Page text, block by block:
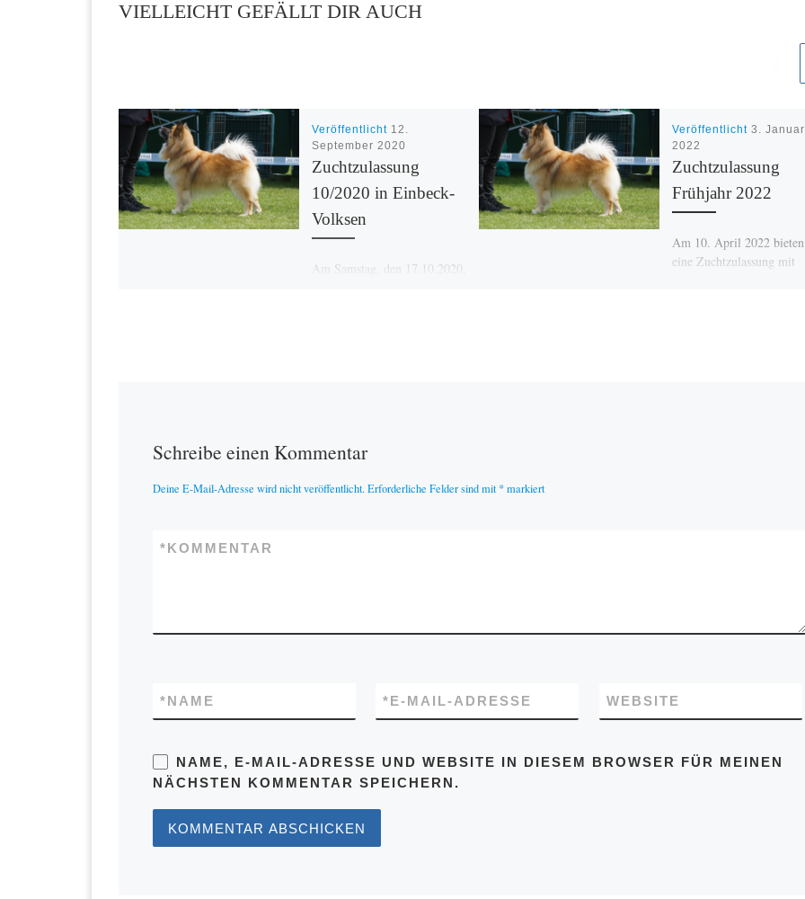
VIELLEICHT GEFÄLLT DIR AUCH
Veröffentlicht 12.
September 2020
Zuchtzulassung
10/2020 in Einbeck-
Volksen
Am Samstag, den 17.10.2020,
Veröffentlicht 3. Januar
2022
Zuchtzulassung
Frühjahr 2022
Am 10. April 2022
eine Zuchtzulassung mit
Schreibe einen Kommentar
Deine E-Mail-Adresse wird nicht veröffentlicht. Erforderliche Felder sind mit*markiert
KOMMENTAR
*
NAME
* E-MAIL-ADRESSE
* WEBSITE
NAME, E-MAIL-ADRESSE UND WEBSITE IN DIESEM BROWSER FÜR MEINEN
NÄCHSTEN KOMMENTAR SPEICHERN.